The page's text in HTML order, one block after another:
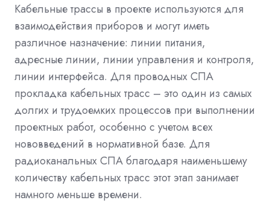
Кабельные трассы в проекте используются для
взаимодействия приборов и могут иметь
различное назначение: линии питания,
адресные линии, линии управления и контроля,
линии интерфейса. Для проводных СПА
прокладка кабельных трасс – это один из самых
долгих и трудоемких процессов при выполнении
проектных работ, особенно с учетом всех
нововведений в нормативной базе. Для
радиоканальных СПА благодаря наименьшему
количеству кабельных трасс этот этап занимает
намного меньше времени.